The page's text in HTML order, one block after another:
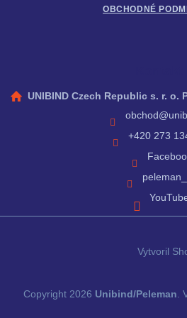
s
OBCHODNÉ
UNIBIND Czech Republic s. r. o.
obchod@
+420 273
Vytvoril
Copyright 2026 Unibind/Peleman.